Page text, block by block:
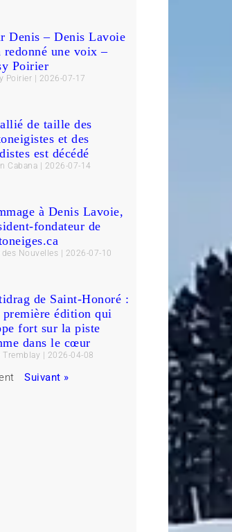
Denis – Denis Lavoie
redonné une voix –
Poirier
Poirier 2026-07-17
de taille des
et des
est décédé
Cabana 2026-07-14
à Denis Lavoie,
fondateur de
des Nouvelles 2026-07-10
de Saint-Honoré :
première édition qui
fort sur la piste
dans le cœur
Tremblay 2026-04-08
Suivant »